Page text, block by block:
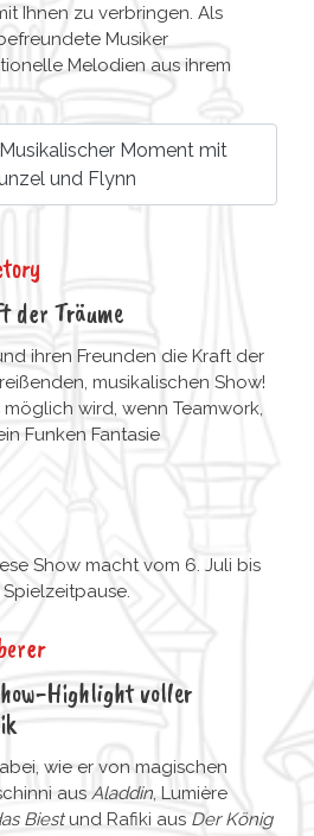
Ihnen zu verbringen. Als
Musiker
Melodien aus ihrem
und Flynn
der Träume
ihren Freunden die Kraft der
musikalischen Show!
möglich wird, wenn Teamwork,
Funken Fantasie
Show macht vom 6. Juli bis
Spielzeitpause.
Highlight voller
wie er von magischen
aus Aladdin, Lumière
Biestund Rafiki aus Der König